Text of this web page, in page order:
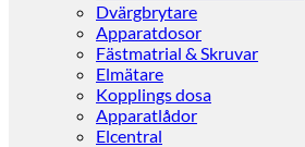
Dvärgbrytare
Apparatdosor
Fästmatrial & Skruvar
Elmätare
Kopplings dosa
Apparatlådor
Elcentral